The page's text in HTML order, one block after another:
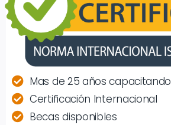
Mas de 25 años capacitando
Certificación Internacional
Becas disponibles